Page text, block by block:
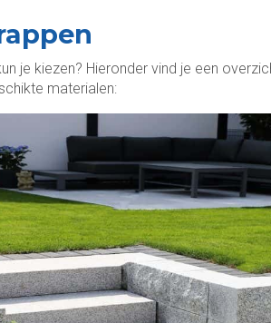
je kiezen? Hieronder vind je een
materialen: